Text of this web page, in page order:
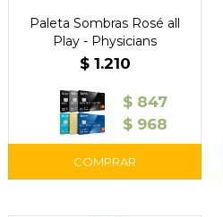
Paleta Sombras Rosé all
Play - Physicians
$ 1.210
$ 847
$ 968